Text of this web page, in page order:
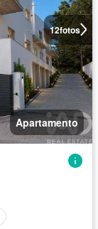
12fotos
Apartamento